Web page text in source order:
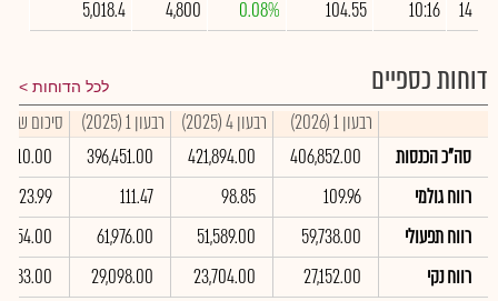
14
10:16
104.55
0.08%
4,800
5,018.4
דוחות כספיים לכל הדוחות
רבעון 1 (2026) רבעון 4 (2025) רבעון 1 (2025)
סיכום שנתי
סה"כ הכנסות
406,852.00
421,894.00
396,451.00
רווח גולמי
109.96
98.85
111.47
423.99
רווח תפעולי
59,738.00
51,589.00
61,976.00
רווח נקי
27,152.00
23,704.00
29,098.00